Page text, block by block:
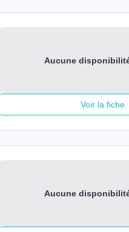
Aucune
Voir la fiche
Aucune